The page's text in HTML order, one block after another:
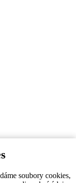
soubory cookies,